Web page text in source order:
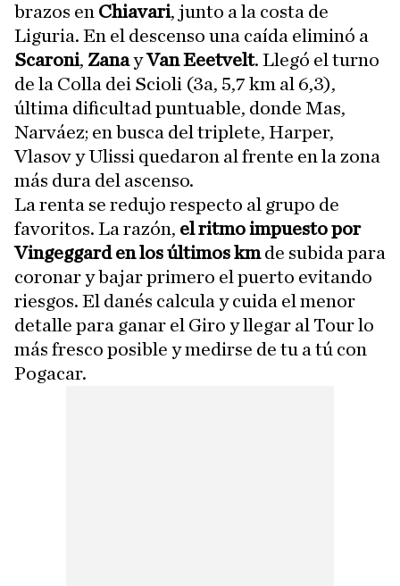
brazos en Chiavari, junto a la costa de
Liguria. En el descenso una caída eliminó a
Scaroni, ZanayVan Eeetvelt. Llegó el turno
de la Colla dei Scioli (3a, 5,7 km al 6,3),
última dificultad puntuable, donde Mas,
Narváez; en busca del triplete, Harper,
Vlasov y Ulissi quedaron al frente en la zona
más dura del ascenso.
La renta se redujo respecto al grupo de
favoritos. La razón, el ritmo impuesto por
Vingeggard en los últimos kmde subida para
coronar y bajar primero el puerto evitando
riesgos. El danés calcula y cuida el menor
detalle para ganar el Giro y llegar al Tour lo
más fresco posible y medirse de tu a tú con
Pogacar.